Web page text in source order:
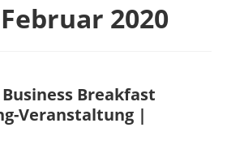
2020
Business Breakfast
Veranstaltung |